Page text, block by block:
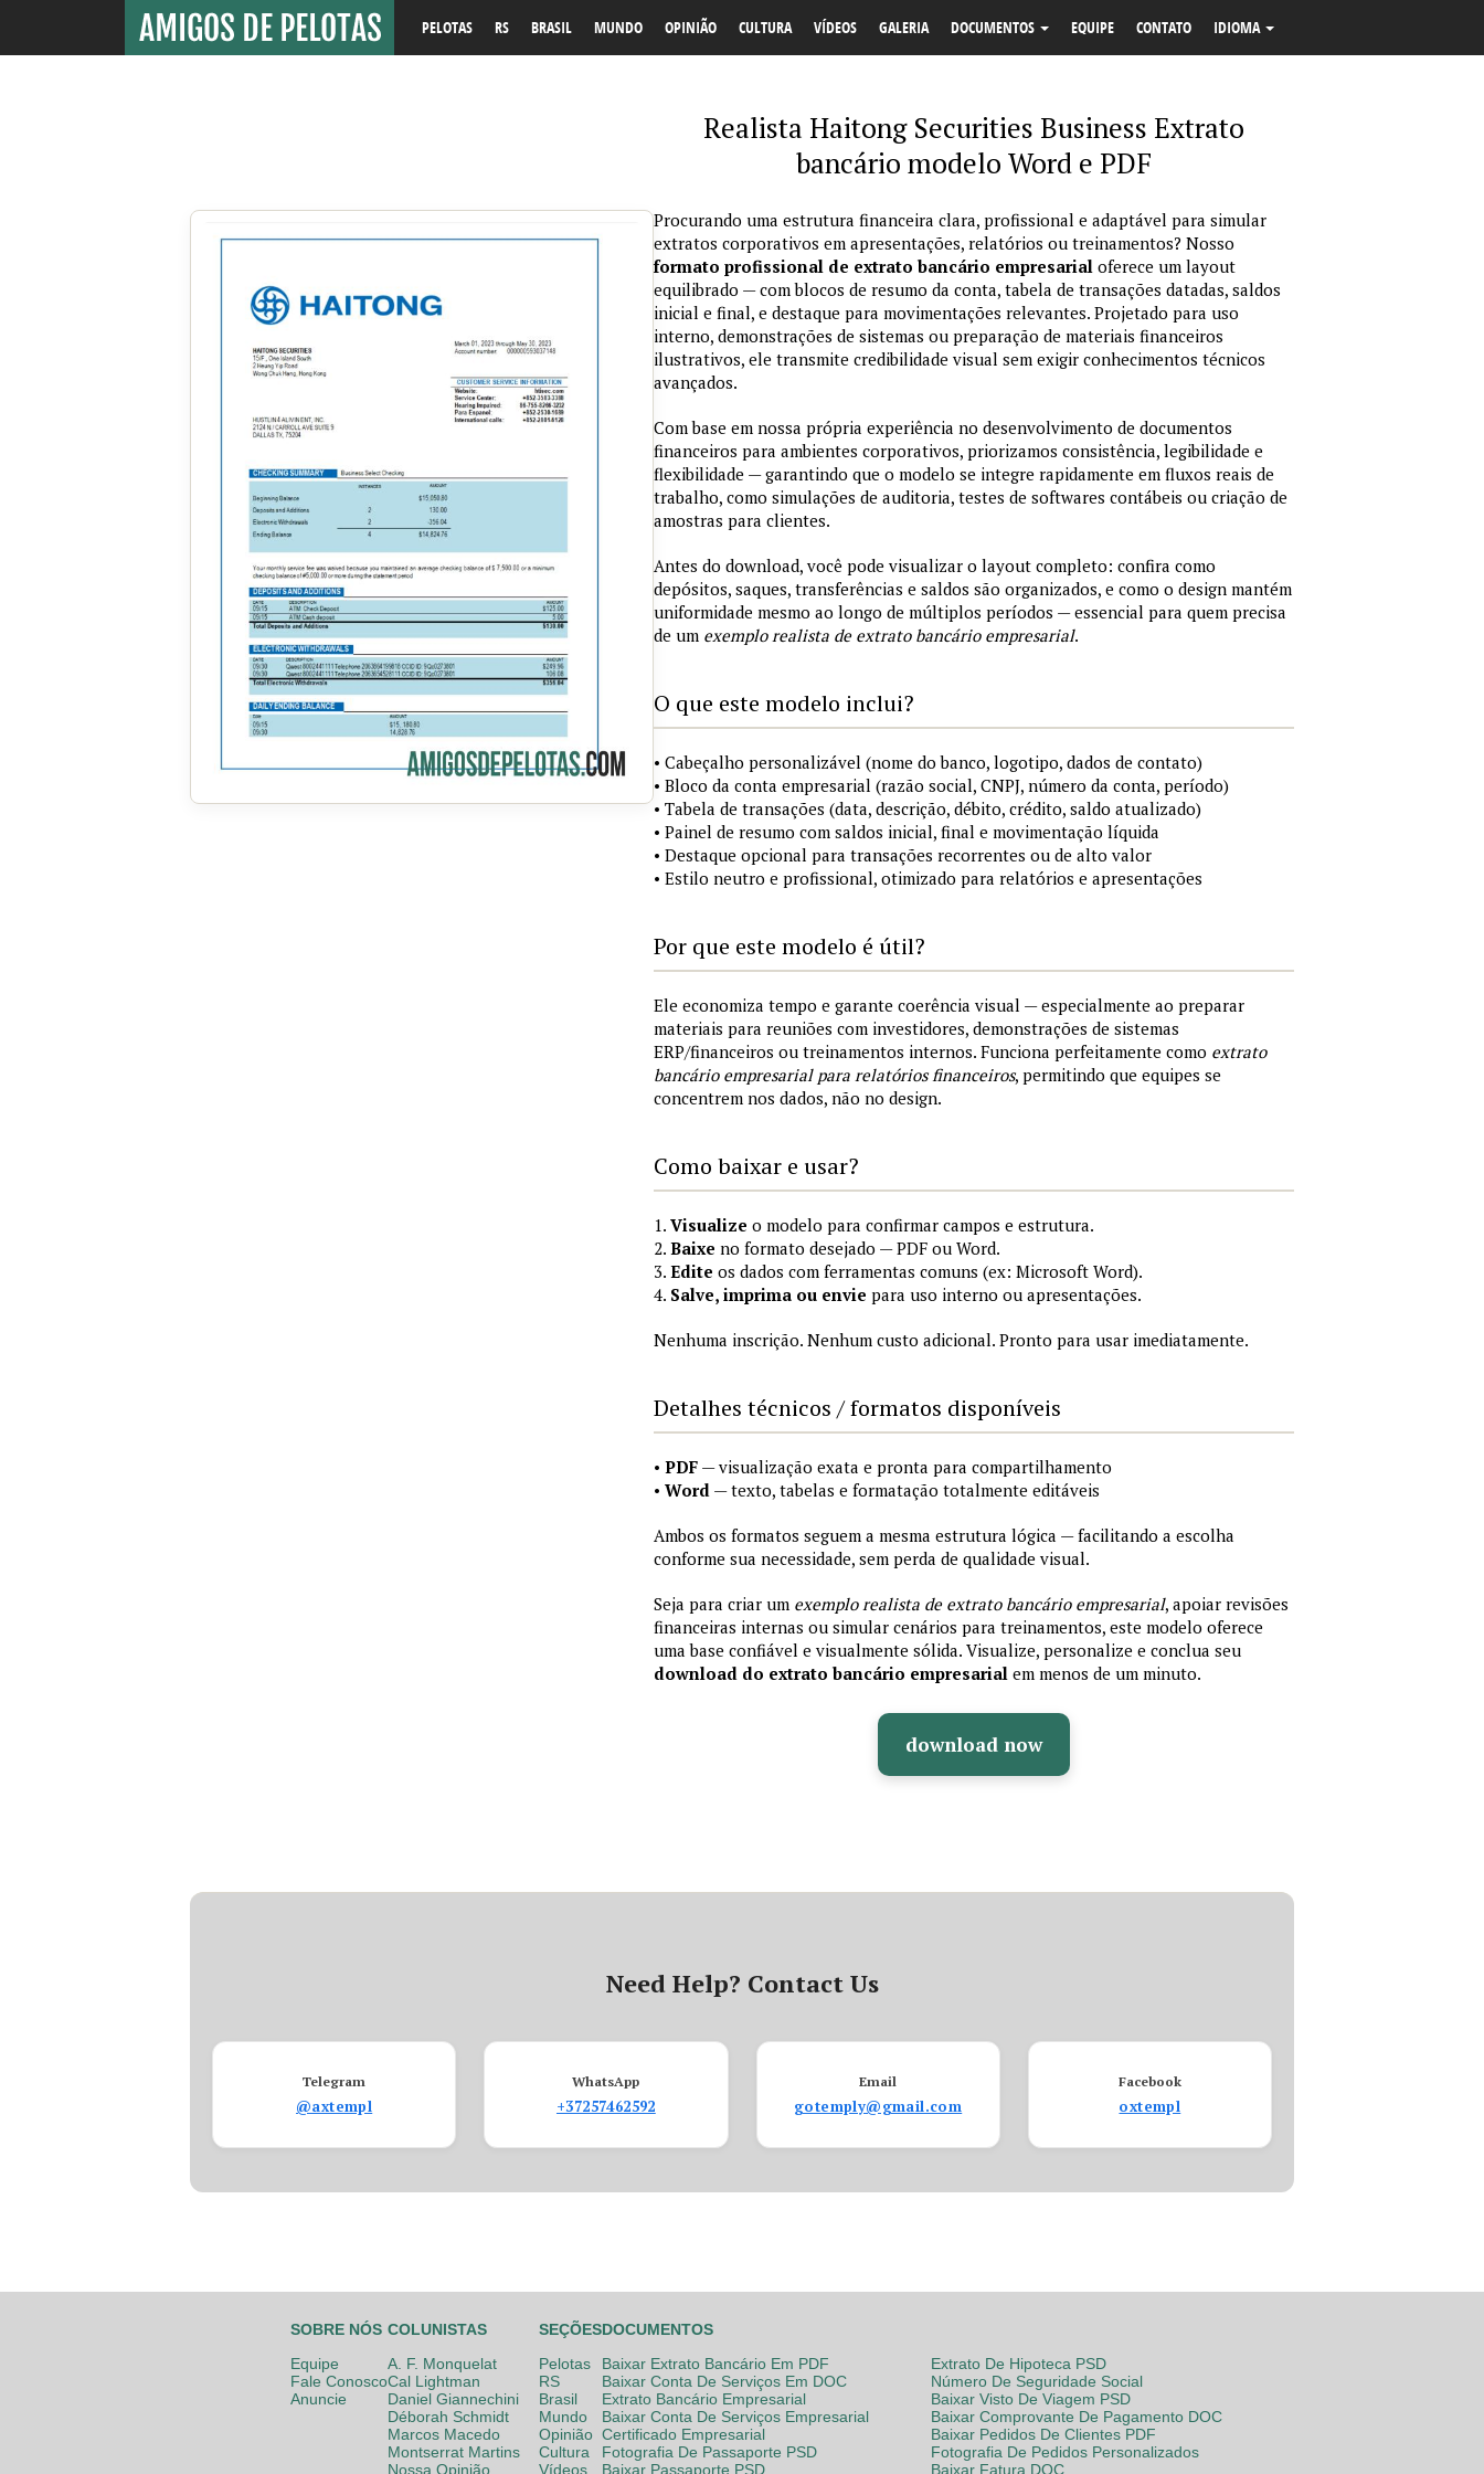
PELOTAS RS BRASIL MUNDO OPINIÃO CULTURA VÍDEOS GALERIA DOCUMENTOS EQUIPE CONTATO IDIOMA
Realista Haitong Securities Business Extrato
bancário modelo Word e PDF
Procurando uma estrutura financeira clara, profissional e adaptável para simular
extratos corporativos em apresentações, relatórios ou treinamentos? Nosso
formato profissional de extrato bancário empresarial oferece um layout
equilibrado — com blocos de resumo da conta, tabela de transações datadas, saldos
inicial e final, e destaque para movimentações relevantes. Projetado para uso
interno, demonstrações de sistemas ou preparação de materiais financeiros
ilustrativos, ele transmite credibilidade visual sem exigir conhecimentos técnicos
avançados.
Com base em nossa própria experiência no desenvolvimento de documentos
financeiros para ambientes corporativos, priorizamos consistência, legibilidade e
flexibilidade — garantindo que o modelo se integre rapidamente em fluxos reais de
trabalho, como simulações de auditoria, testes de softwares contábeis ou criação de
amostras para clientes.
Antes do download, você pode visualizar o layout completo: confira como
depósitos, saques, transferências e saldos são organizados, e como o design mantém
uniformidade mesmo ao longo de múltiplos períodos — essencial para quem precisa
de um exemplo realista de extrato bancário empresarial.
O que este modelo inclui?
• Cabeçalho personalizável (nome do banco, logotipo, dados de contato)
• Bloco da conta empresarial (razão social, CNPJ, número da conta, período)
• Tabela de transações (data, descrição, débito, crédito, saldo atualizado)
• Painel de resumo com saldos inicial, final e movimentação líquida
• Destaque opcional para transações recorrentes ou de alto valor
• Estilo neutro e profissional, otimizado para relatórios e apresentações
Por que este modelo é útil?
Ele economiza tempo e garante coerência visual — especialmente ao preparar
materiais para reuniões com investidores, demonstrações de sistemas
ERP/financeiros ou treinamentos internos. Funciona perfeitamente como extrato
bancário empresarial para relatórios financeiros, permitindo que equipes se
concentrem nos dados, não no design.
Como baixar e usar?
1. Visualize o modelo para confirmar campos e estrutura.
2. Baixe no formato desejado — PDF ou Word.
3. Edite os dados com ferramentas comuns (ex: Microsoft Word).
4. Salve, imprima ou envie para uso interno ou apresentações.
Nenhuma inscrição. Nenhum custo adicional. Pronto para usar imediatamente.
Detalhes técnicos / formatos disponíveis
• PDF — visualização exata e pronta para compartilhamento
• Word — texto, tabelas e formatação totalmente editáveis
Ambos os formatos seguem a mesma estrutura lógica — facilitando a escolha
conforme sua necessidade, sem perda de qualidade visual.
Seja para criar um exemplo realista de extrato bancário empresarial, apoiar revisões
financeiras internas ou simular cenários para treinamentos, este modelo oferece
uma base confiável e visualmente sólida. Visualize, personalize e conclua seu
download do extrato bancário empresarial em menos de um minuto.
download now
Need Help? Contact Us
Telegram
@axtempl
WhatsApp
+37257462592
Email
gotemply@gmail.com
Facebook
oxtempl
SOBRE NÓS
Equipe
Fale Conosco
Anuncie
COLUNISTAS
A. F. Monquelat
Cal Lightman
Daniel Giannechini
Déborah Schmidt
Marcos Macedo
Montserrat Martins
Nossa Opinião
SEÇÕES
Pelotas
RS
Brasil
Mundo
Opinião
Cultura
Vídeos
DOCUMENTOS
Baixar Extrato Bancário Em PDF
Baixar Conta De Serviços Em DOC
Extrato Bancário Empresarial
Baixar Conta De Serviços Empresarial
Certificado Empresarial
Fotografia De Passaporte PSD
Baixar Passaporte PSD
Extrato De Hipoteca PSD
Número De Seguridade Social
Baixar Visto De Viagem PSD
Baixar Comprovante De Pagamento DOC
Baixar Pedidos De Clientes PDF
Fotografia De Pedidos Personalizados
Baixar Fatura DOC